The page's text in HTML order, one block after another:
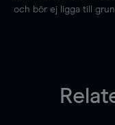
och bör ej ligga till